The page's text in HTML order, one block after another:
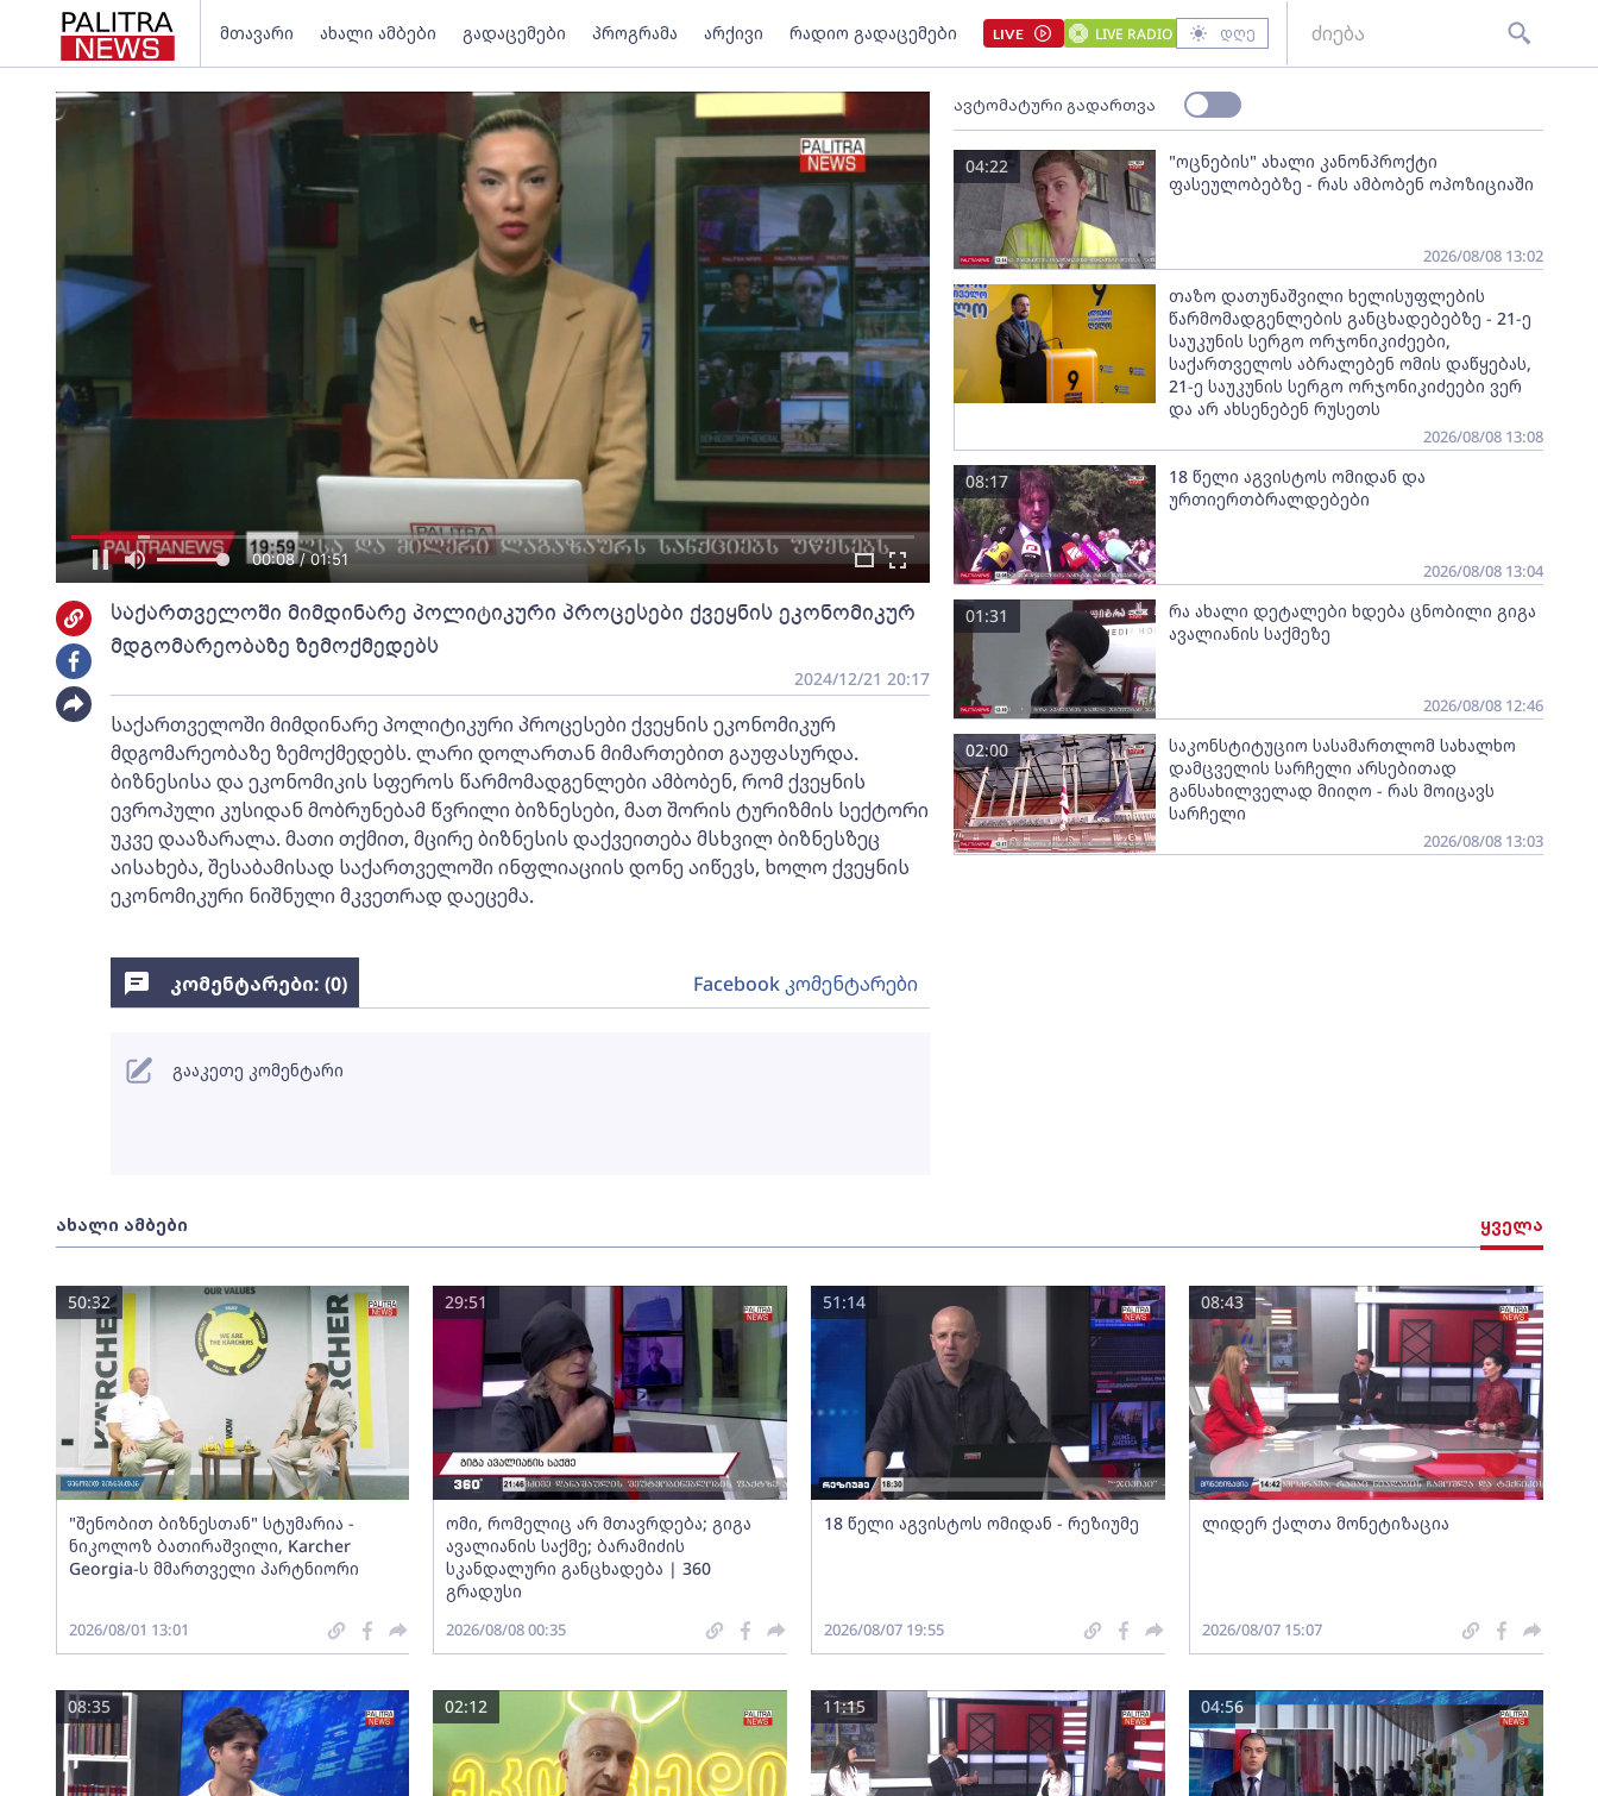
მთავარი ახალი ამბები გადაცემები პროგრამა არქივი რადიო გადაცემები LIVE LIVE RADIO დღე
00:09 / 01:51
საქართველოში მიმდინარე პოლიტიკური პროცესები ქვეყნის ეკონომიკურ
მდგომარეობაზე ზემოქმედებს
2024/12/21 20:17
საქართველოში მიმდინარე პოლიტიკური პროცესები ქვეყნის ეკონომიკურ
მდგომარეობაზე ზემოქმედებს. ლარი დოლართან მიმართებით გაუფასურდა.
ბიზნესისა და ეკონომიკის სფეროს წარმომადგენლები ამბობენ, რომ ქვეყნის
ევროპული კუსიდან მობრუნებამ წვრილი ბიზნესები, მათ შორის ტურიზმის სექტორი
უკვე დააზარალა. მათი თქმით, მცირე ბიზნესის დაქვეითება მსხვილ ბიზნესზეც
აისახება, შესაბამისად საქართველოში ინფლიაციის დონე აიწევს, ხოლო ქვეყნის
ეკონომიკური ნიშნული მკვეთრად დაეცემა.
ავტომატური გადართვა
"ოცნების" ახალი კანონპროქტი
ფასეულობებზე - რას ამბობენ ოპოზიციაში
04:22
2026/08/08 13:02
თაზო დათუნაშვილი ხელისუფლების
წარმომადგენლების განცხადებებზე - 21-ე
საუკუნის სერგო ორჯონიკიძეები,
საქართველოს აბრალებენ ომის დაწყებას,
21-ე საუკუნის სერგო ორჯონიკიძეები ვერ
და არ ახსენებენ რუსეთს
2026/08/08 13:08
18 წელი აგვისტოს ომიდან და
ურთიერთბრალდებები
08:17
2026/08/08 13:04
რა ახალი დეტალები ხდება ცნობილი გიგა
ავალიანის საქმეზე
01:31
2026/08/08 12:46
საკონსტიტუციო სასამართლომ სახალხო
დამცველის სარჩელი არსებითად
განსახილველად მიიღო - რას მოიცავს
სარჩელი
02:00
2026/08/08 13:03
ახალი ამბები ყველა
"შენობით ბიზნესთან" სტუმარია -
ნიკოლოზ ბათირაშვილი, Karcher
Georgia-ს მმართველი პარტნიორი
50:32
2026/08/01 13:01
ომი, რომელიც არ მთავრდება; გიგა
ავალიანის საქმე; ბარამიძის
სკანდალური განცხადება | 360
გრადუსი
29:51
2026/08/08 00:35
18 წელი აგვისტოს ომიდან - რეზიუმე
51:14
2026/08/07 19:55
ლიდერ ქალთა მონეტიზაცია
08:43
2026/08/07 15:07
08:35 02:12 11:15 04:56
კომენტარები: (0) Facebook კომენტარები
გააკეთე კომენტარი